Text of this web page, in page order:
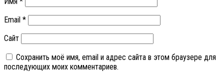
Email *
Сайт
Сохранить моё имя, email и адрес сайта в этом браузере для
последующих моих комментариев.